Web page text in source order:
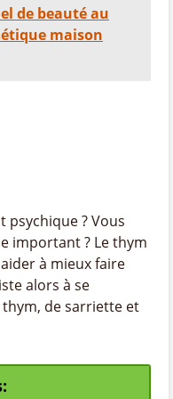
de beauté au
maison
psychique ? Vous
important ? Le thym
à mieux faire
alors à se
de sarriette et